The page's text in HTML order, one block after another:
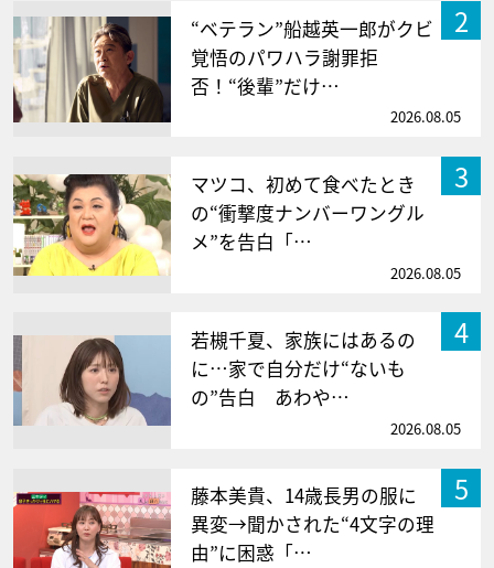
2
“ベテラン”船越英一郎がクビ
覚悟のパワハラ謝罪拒
否！“後輩”だけ…
2026.08.05
3
マツコ、初めて食べたとき
の“衝撃度ナンバーワングル
メ”を告白「…
2026.08.05
4
若槻千夏、家族にはあるの
に…家で自分だけ“ないも
の”告白 あわや…
2026.08.05
5
藤本美貴、14歳長男の服に
異変→聞かされた“4文字の理
由”に困惑「…